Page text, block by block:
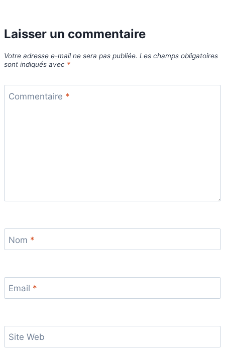
Laisser un commentaire
Votre adresse e-mail ne sera pas publiée. Les champs obligatoires
sont indiqués avec *
Commentaire *
Nom *
Email *
Site Web